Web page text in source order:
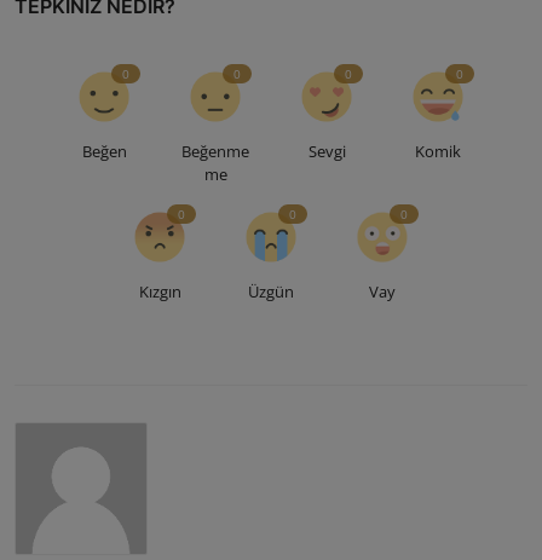
TEPKINIZ NEDIR?
Beğen
0
Beğenme
me
0
Sevgi
0
Komik
0
Kızgın
0
Üzgün
0
Vay
0